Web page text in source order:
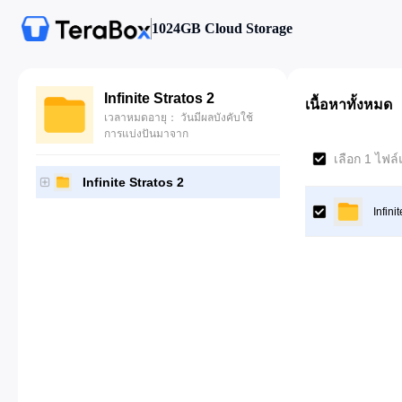
1024GB Cloud Storage
Infinite Stratos 2
เวลาหมดอายุ： วันมีผลบังคับใช้
การแบ่งปันมาจาก
Infinite Stratos 2
เนื้อหาทั้งหมด
เลือก 1 ไฟล์